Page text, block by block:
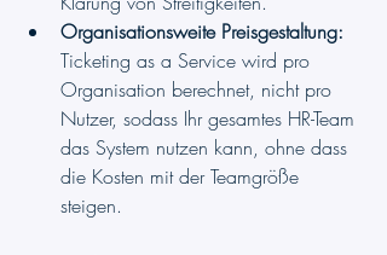
Organisationsweite Preisgestaltung:
Ticketing as a Service wird pro
Organisation berechnet, nicht pro
Nutzer, sodass Ihr gesamtes HR-Team
das System nutzen kann, ohne dass
die Kosten mit der Teamgröße
steigen.